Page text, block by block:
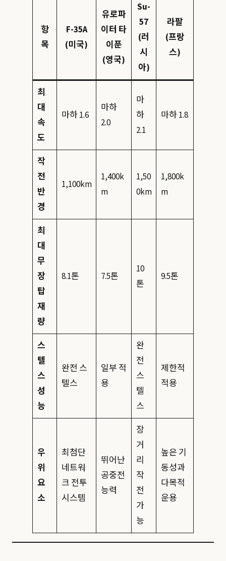
항
목
F-35A
(미국)
유로파
이터 타
이푼
(영국)
Su-
57
(러
시
아)
라팔
(프랑
스)
최
대
속
도
마하 1.6
마하
2.0
마
하
2.1
마하 1.8
작
전
반
경
1,100km
1,400k
m
1,50
0km
1,800k
m
최
대
무
장
탑
재
량
8.1톤 7.5톤
10
톤
9.5톤
스
텔
스
성
능
완전 스
텔스
일부 적
용
완
전
스
텔
스
제한적
적용
우
위
요
소
최첨단
네트워
크 전투
시스템
뛰어난
공중전
능력
장
거
리
작
전
가
능
높은 기
동성과
다목적
운용